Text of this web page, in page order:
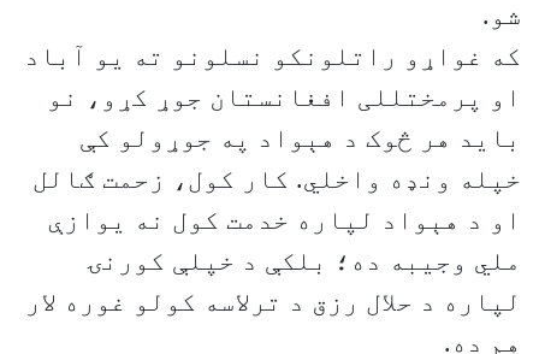
شو.
که غواړو راتلونکو نسلونو ته یو آباد
او پرمختللی افغانستان جوړ کړو، نو
باید هر څوک د هېواد په جوړولو کې
خپله ونډه واخلي. کار کول، زحمت ګالل
او د هېواد لپاره خدمت کول نه یوازې
ملي وجیبه ده؛ بلکې د خپلې کورنۍ
لپاره د حلال رزق د ترلاسه کولو غوره لار
هم ده.